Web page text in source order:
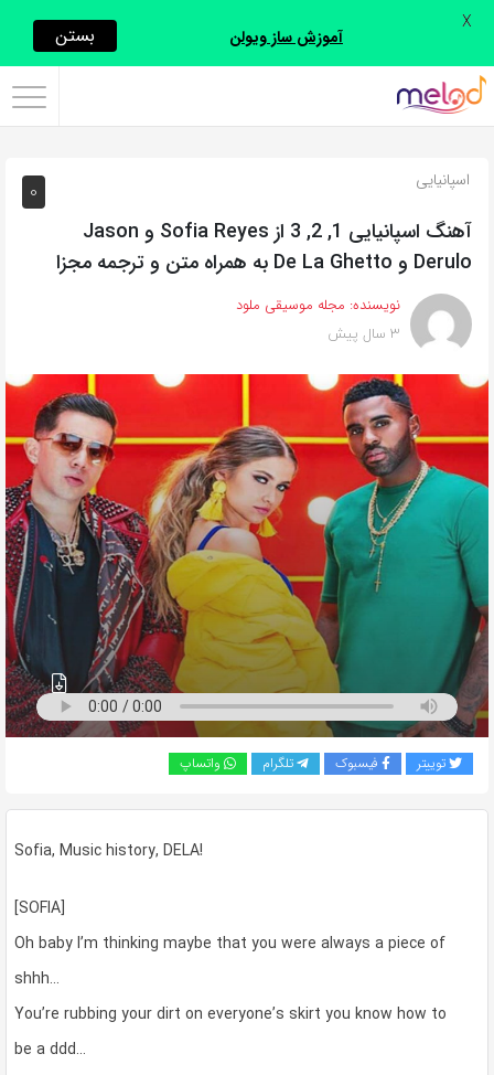
اشتراک
با
روش‌های
زیر
این
صفحه
را
دوستان
خود
به
اشتراک
بگذارید.
لینک
0 اسپانیایی
آهنگ اسپانیایی 1, 2, 3 از Sofia Reyes و Jason
Derulo و De La Ghetto به همراه متن و ترجمه مجزا
نویسنده: مجله موسیقی ملود
3 سال پیش
توییتر فیسبوک تلگرام واتساپ
Sofia, Music history, DELA!
[SOFIA]
Oh baby I’m thinking maybe that you were always a piece of
shhh…
You’re rubbing your dirt on everyone’s skirt you know how to
be a ddd…
آموزش ساز ویولن بستن X